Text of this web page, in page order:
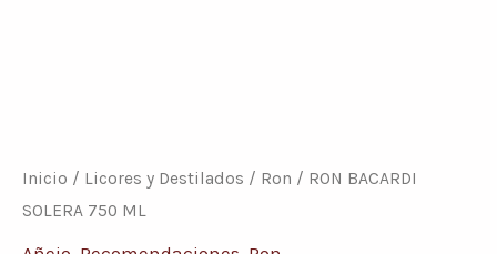
Inicio / Licores y Destilados / Ron / RON BACARDI
SOLERA 750 ML
SOLERA
750
ML